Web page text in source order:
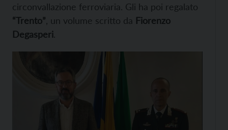
circonvallazione ferroviaria. Gli ha poi regalato
“Trento” , un volume scritto da Fiorenzo
Degasperi.